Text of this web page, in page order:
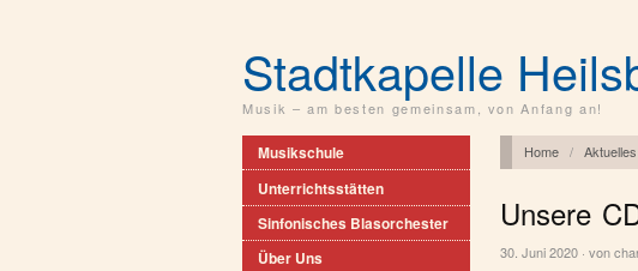
Stadtkapelle
Musik – am besten gemeinsam, von Anfang an!
Musikschule
Unterrichtsstätten
Sinfonisches Blasorchester
Über Uns
Home / Aktuelles
Unsere
30. Juni 2020 · von